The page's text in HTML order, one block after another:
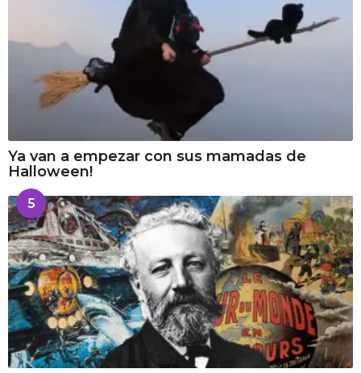
Ya van a empezar con sus mamadas de
Halloween!
5